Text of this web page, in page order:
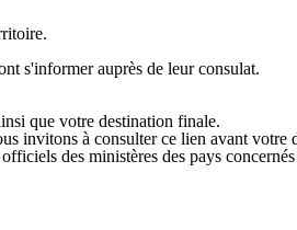
s'informer auprès de leur consulat.
que votre destination finale.
invitons à consulter ce lien avant votre
des ministères des pays